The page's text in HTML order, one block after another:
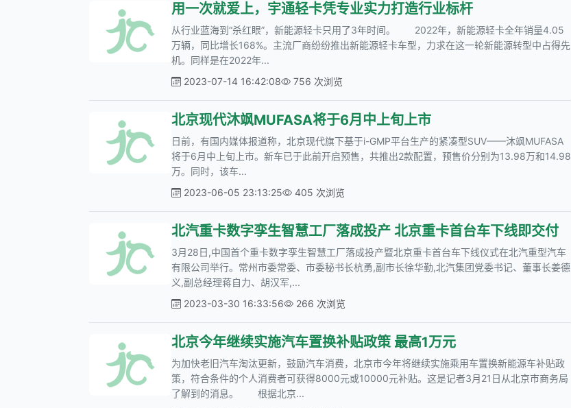
用一次就爱上，宇通轻卡凭专业实力打造行业标杆
从行业蓝海到“杀红眼”，新能源轻卡只用了3年时间。 2022年，新能源轻卡全年销量4.05
万辆，同比增长168%。主流厂商纷纷推出新能源轻卡车型，力求在这一轮新能源转型中占得先
机。同样是在2022年...
2023-07-14 16:42:08
756 次浏览
北京现代沐飒MUFASA将于6月中上旬上市
日前，有国内媒体报道称，北京现代旗下基于i-GMP平台生产的紧凑型SUV——沐飒MUFASA
将于6月中上旬上市。新车已于此前开启预售，共推出2款配置，预售价分别为13.98万和14.98
万。同时，该车...
2023-06-05 23:13:25
405 次浏览
北汽重卡数字孪生智慧工厂落成投产 北京重卡首台车下线即交付
3月28日,中国首个重卡数字孪生智慧工厂落成投产暨北京重卡首台车下线仪式在北汽重型汽车
有限公司举行。常州市委常委、市委秘书长杭勇,副市长徐华勤,北汽集团党委书记、董事长姜德
义,副总经理蒋自力、胡汉军,...
2023-03-30 16:33:56
266 次浏览
北京今年继续实施汽车置换补贴政策 最高1万元
为加快老旧汽车淘汰更新，鼓励汽车消费，北京市今年将继续实施乘用车置换新能源车补贴政
策，符合条件的个人消费者可获得8000元或10000元补贴。这是记者3月21日从北京市商务局
了解到的消息。 根据北京...